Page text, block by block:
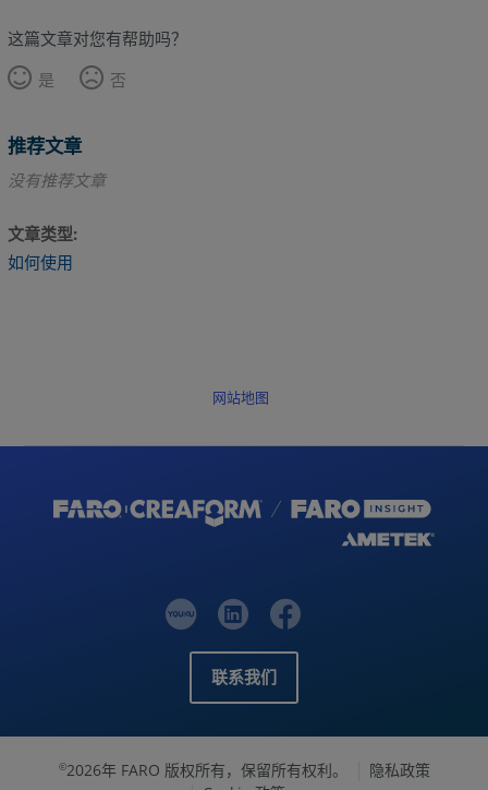
这篇文章对您有帮助吗？
是
否
推荐文章
没有推荐文章
文章类型
如何使用
网站地图
联系我们
©2026年 FARO 版权所有，保留所有权利。
隐私政策